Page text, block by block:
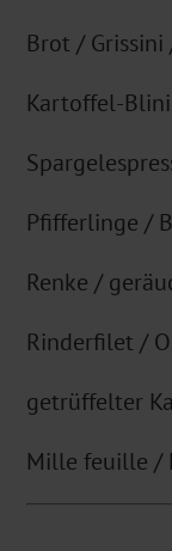
Brot /
Kartoffel-Blini
Pfifferlinge /
Renke /
Rinderfilet /
getrüffelter
Mille feuille /